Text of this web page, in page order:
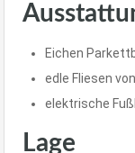
Eichen
edle Fliesen
elektrische
Lage